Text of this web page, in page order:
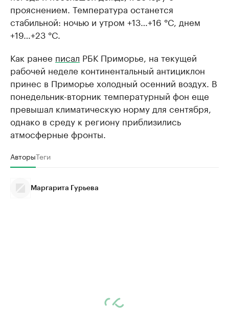
прояснением. Температура останется
стабильной: ночью и утром +13…+16 °C, днем
+19…+23 °C.
Как ранее писал РБК Приморье, на текущей
рабочей неделе континентальный антициклон
принес в Приморье холодный осенний воздух. В
понедельник-вторник температурный фон еще
превышал климатическую норму для сентября,
однако в среду к региону приблизились
атмосферные фронты.
АвторыТеги
Маргарита Гурьева